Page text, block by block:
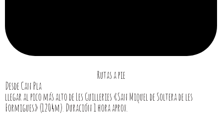
Rutas a pie
Desde Can Pla
llegar al pico más alto de Les Guilleries «San Miquel de Soltera de les
Formigues» (1204m). Duración 1 hora aprox.